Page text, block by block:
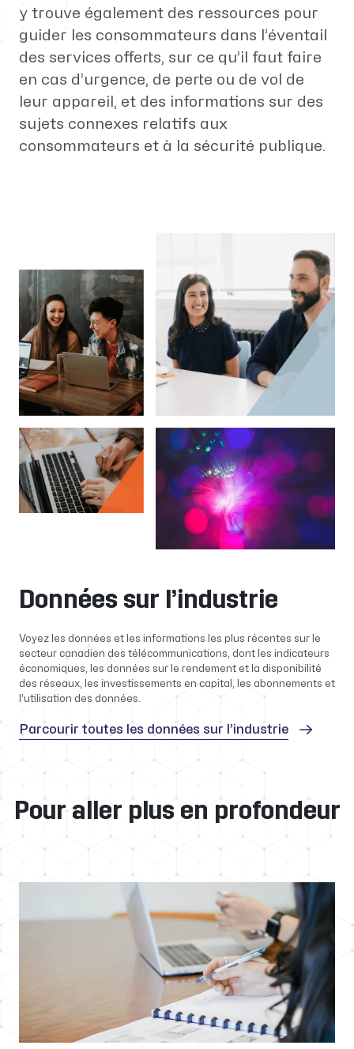
y trouve également des ressources pour
guider les consommateurs dans l’éventail
des services offerts, sur ce qu’il faut faire
en cas d’urgence, de perte ou de vol de
leur appareil, et des informations sur des
sujets connexes relatifs aux
consommateurs et à la sécurité publique.
Données sur l’industrie
Voyez les données et les informations les plus récentes sur le
secteur canadien des télécommunications, dont les indicateurs
économiques, les données sur le rendement et la disponibilité
des réseaux, les investissements en capital, les abonnements et
l’utilisation des données.
Parcourir toutes les données sur l’industrie
Pour aller plus en profondeur